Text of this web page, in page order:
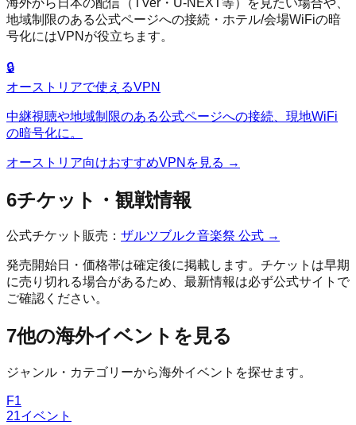
地域制限のある公式ページへの接続・ホテル/会場WiFiの暗
号化にはVPNが役立ちます。
🔒
オーストリアで使えるVPN
中継視聴や地域制限のある公式ページへの接続、現地WiFi
の暗号化に。
オーストリア向けおすすめVPNを見る →
6チケット・観戦情報
公式チケット販売： ザルツブルク音楽祭 公式 →
発売開始日・価格帯は確定後に掲載します。チケットは早期
に売り切れる場合があるため、最新情報は必ず公式サイトで
ご確認ください。
7他の海外イベントを見る
ジャンル・カテゴリーから海外イベントを探せます。
F1
21イベント